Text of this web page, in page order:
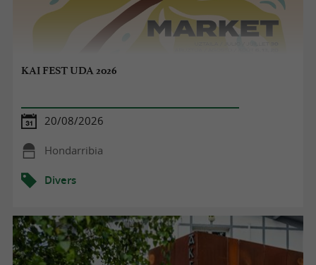
KAI FEST UDA 2026
20/08/2026
Hondarribia
Divers